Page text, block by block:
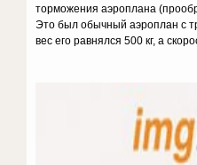
торможения аэроплана
Это был обычный аэроплан с
вес его равнялся 500 кг, а